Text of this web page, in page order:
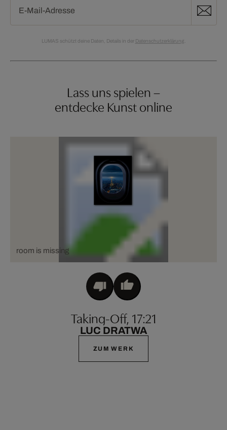
LUMAS schützt deine Daten, Details in der Datenschutzerklärung
Lass uns spielen –
entdecke Kunst online
Taking-Off, 17:21
LUC DRATWA
ZUM WERK